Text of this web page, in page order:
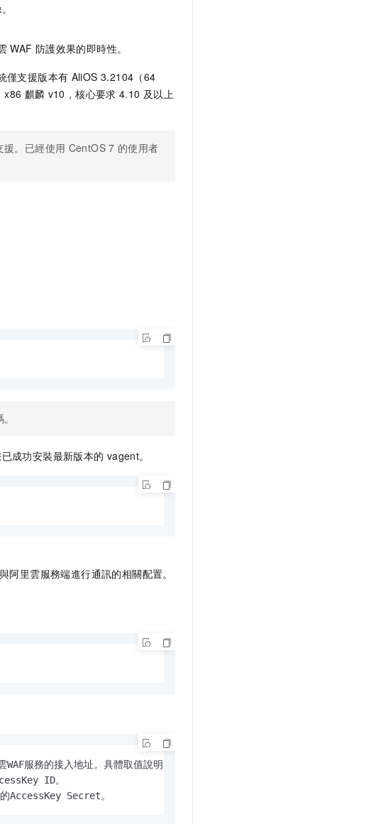
WAF 防護效果的即時性。
僅支援版本有 AliOS 3.2104（64
x86 麒麟 v10，核心要求 4.10 及以上
。已經使用 CentOS 7 的使用者
成功安裝最新版本的 vagent。
與阿里雲服務端進行通訊的相關配置。
務的接入地址。具體取值說明，請參見混合雲接入。
ID。
Secret。